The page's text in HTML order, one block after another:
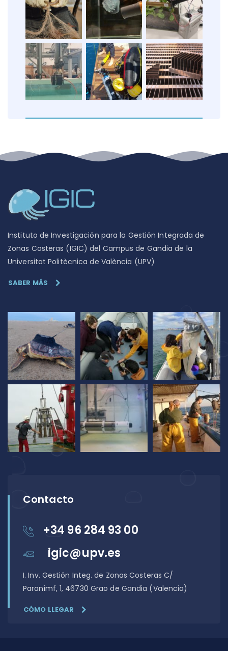
Instituto de Investigación para la Gestión Integrada de
Zonas Costeras (IGIC) del Campus de Gandia de la
Universitat Politècnica de València (UPV)
SABER MÁS
Contacto
+34 96 284 93 00
igic@upv.es
I. Inv. Gestión Integ. de Zonas Costeras C/
Paranimf, 1, 46730 Grao de Gandia (Valencia)
CÓMO LLEGAR